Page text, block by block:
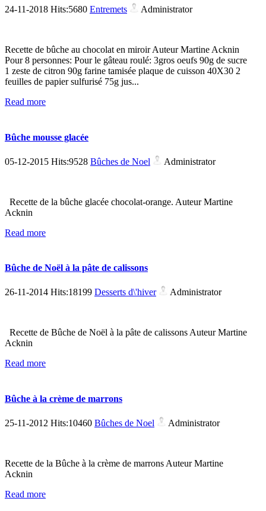
24-11-2018 Hits:5680 Entremets Administrator
Recette de bûche au chocolat en miroir Auteur Martine Acknin
Pour 8 personnes: Pour le gâteau roulé: 3gros oeufs 90g de sucre
1 zeste de citron 90g farine tamisée plaque de cuisson 40X30 2
feuilles de papier sulfurisé 75g jus...
Read more
Bûche mousse glacée
05-12-2015 Hits:9528 Bûches de Noel Administrator
Recette de la bûche glacée chocolat-orange. Auteur Martine
Acknin
Read more
Bûche de Noël à la pâte de calissons
26-11-2014 Hits:18199 Desserts d\'hiver Administrator
Recette de Bûche de Noël à la pâte de calissons Auteur Martine
Acknin
Read more
Bûche à la crème de marrons
25-11-2012 Hits:10460 Bûches de Noel Administrator
Recette de la Bûche à la crème de marrons Auteur Martine
Acknin
Read more